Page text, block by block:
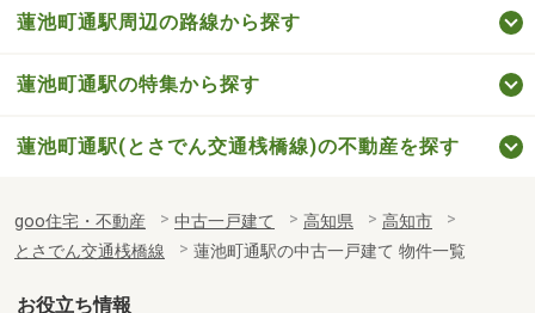
蓮池町通駅周辺の路線から探す
蓮池町通駅の特集から探す
蓮池町通駅(とさでん交通桟橋線)の不動産を探す
goo住宅・不動産 中古一戸建て 高知県
高知市
とさでん交通桟橋線
蓮池町通駅の中古一戸建て 物件一覧
お役立ち情報